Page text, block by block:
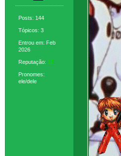
Posts: 144
Tópicos: 3
Entrou em: Feb
2026
Reputação: 12
Pronomes:
ele/dele